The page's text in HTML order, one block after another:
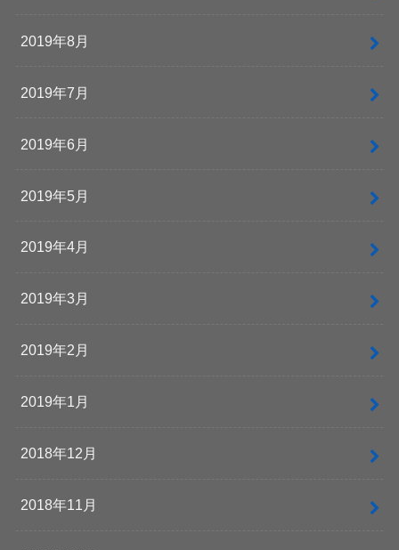
2019年8月
2019年7月
2019年6月
2019年5月
2019年4月
2019年3月
2019年2月
2019年1月
2018年12月
2018年11月